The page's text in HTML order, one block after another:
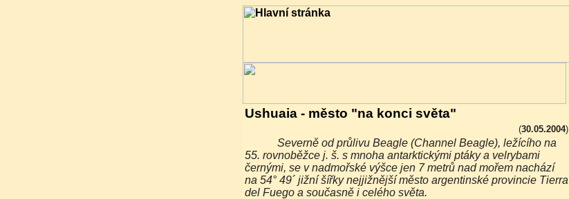
Ushuaia - město "na konci světa"
(30.05.2004)
Severně od průlivu Beagle (Channel Beagle), ležícího na
55. rovnoběžce j. š. s mnoha antarktickými ptáky a velrybami
černými, se v nadmořské výšce jen 7 metrů nad mořem nachází
na 54° 49´ jižní šířky nejjižnější město argentinské provincie Tierra
del Fuego a současně i celého světa.